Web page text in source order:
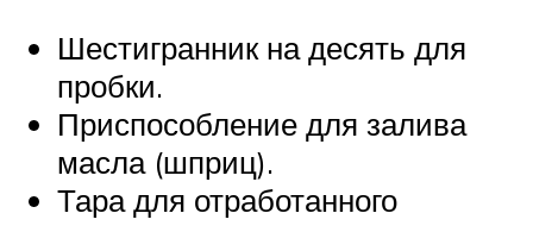
Шестигранник на десять для
пробки.
Приспособление для залива
масла (шприц).
Тара для отработанного